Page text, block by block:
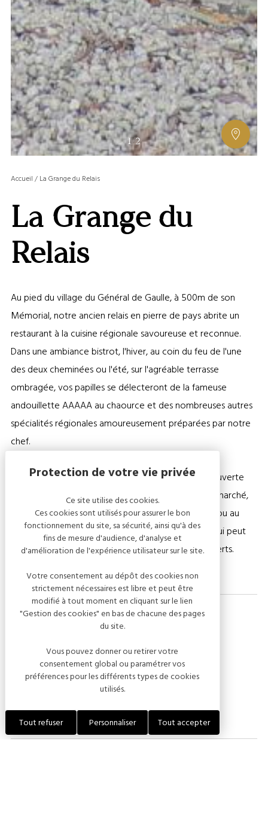
1/2
OU
Accueil / La Grange du Relais
La Grange du
Relais
Au pied du village du Général de Gaulle, à 500m de son
Mémorial, notre ancien relais en pierre de pays abrite un
restaurant à la cuisine régionale savoureuse et reconnue.
Dans une ambiance bistrot, l'hiver, au coin du feu de l'une
des deux cheminées ou l'été, sur l'agréable terrasse
ombragée, vos papilles se délecteront de la fameuse
andouillette AAAAA au chaource et des nombreuses autres
spécialités régionales amoureusement préparées par notre
chef.
La carte s'adapte aux saisons et propose une découverte
authentique du terroir champenois. Une cuisine du marché,
traditionnelle et gourmande à apprécier à la carte ou au
menu, dans un cadre chaleureux chargé d'histoire qui peut
accueillir groupes et autocaristes, jusqu'à 200 couverts.
Nombre de personnes :
Ce site utilise des cookies.
Ces cookies sont utilisés pour assurer le bon
fonctionnement du site, sa sécurité, ainsi qu'à des
fins de mesure d'audience, d'analyse et
d'amélioration de l'expérience utilisateur sur le site.
Votre consentement au dépôt des cookies non
strictement nécessaires est libre et peut être
modifié à tout moment en cliquant sur le lien
"Gestion des cookies" en bas de chacune des pages
du site.
Vous pouvez donner ou retirer votre
consentement global ou paramétrer vos
préférences pour les différents types de cookies
utilisés.
Tout accepter
Tout refuser Personnaliser